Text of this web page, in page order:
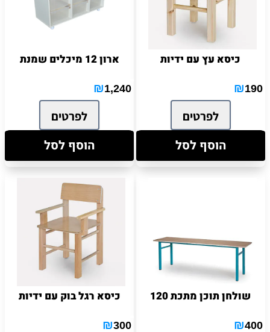
כיסא עץ עם ידיות
₪190
לפרטים
הוסף לסל
ארון 12 מיכלים שמנת
₪1,240
לפרטים
הוסף לסל
שולחן תוכן מתכת 120
₪400
כיסא רגל בוק עם ידיות
₪300